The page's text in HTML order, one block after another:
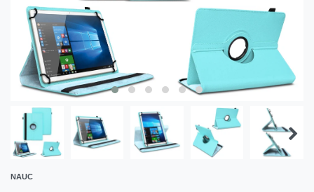
NAUC